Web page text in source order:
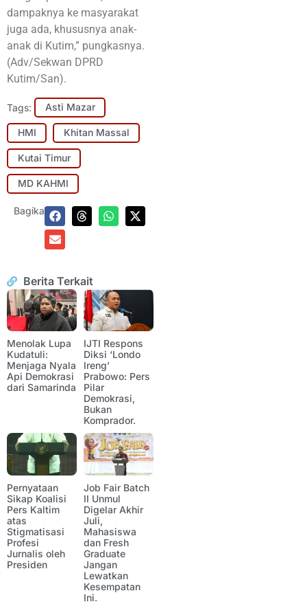
dampaknya ke masyarakat
juga ada, khususnya anak-
anak di Kutim,” pungkasnya.
(Adv/Sekwan DPRD
Kutim/San).
Tags: Asti Mazar
HMI Khitan Massal
Kutai Timur
MD KAHMI
Bagikan:
Berita Terkait
Menolak Lupa
Kudatuli:
Menjaga Nyala
Api Demokrasi
dari Samarinda
IJTI Respons
Diksi ‘Londo
Ireng’
Prabowo: Pers
Pilar
Demokrasi,
Bukan
Komprador.
Pernyataan
Sikap Koalisi
Pers Kaltim
atas
Stigmatisasi
Profesi
Jurnalis oleh
Presiden
Job Fair Batch
II Unmul
Digelar Akhir
Juli,
Mahasiswa
dan Fresh
Graduate
Jangan
Lewatkan
Kesempatan
Ini.